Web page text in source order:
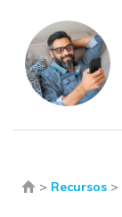
> Recursos>